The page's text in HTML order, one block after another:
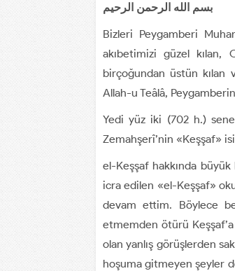
بسم الله الرحمن الرحيم
Bizleri Peygamberi
akıbetimizi güzel
birçoğundan üstün kılan
Allah-u Teâlâ,
Yedi yüz iki (702 h.)
Zemahşerî’nin «Keşşaf»
el-Keşşaf hakkında
icra edilen «el-Keşşaf»
devam ettim. Böylece
etmemden ötürü
olan yanlış görüşlerden
hoşuma gitmeyen şeyler